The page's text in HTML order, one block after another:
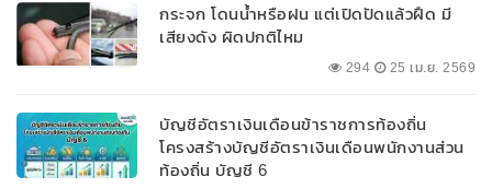
กระจก โดนน้ำหรือฝน แต่เปิดปัดแล้วฝืด มี
เสียงดัง ผิดปกติไหม
294 25 เม.ย. 2569
บัญชีอัตราเงินเดือนข้าราชการท้องถิ่น
โครงสร้างบัญชีอัตราเงินเดือนพนักงานส่วน
ท้องถิ่น บัญชี 6